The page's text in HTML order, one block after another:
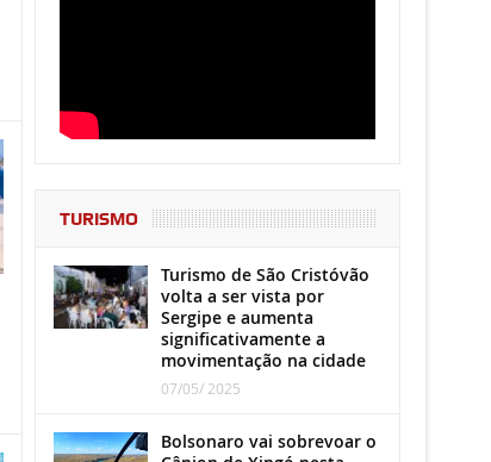
TURISMO
Turismo de São Cristóvão
volta a ser vista por
Sergipe e aumenta
significativamente a
movimentação na cidade
07/05/ 2025
Bolsonaro vai sobrevoar o